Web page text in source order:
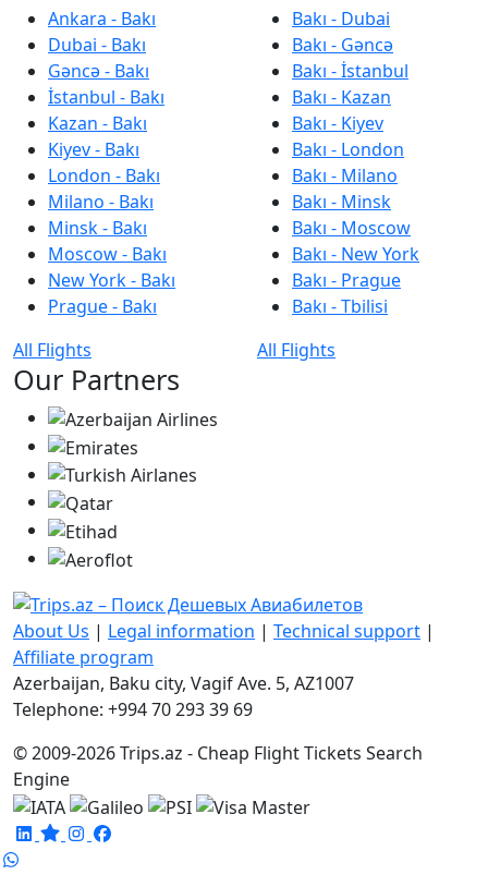
Ankara - Bakı
Dubai - Bakı
Gəncə - Bakı
İstanbul - Bakı
Kazan - Bakı
Kiyev - Bakı
London - Bakı
Milano - Bakı
Minsk - Bakı
Moscow - Bakı
New York - Bakı
Prague - Bakı
All Flights
Bakı - Dubai
Bakı - Gəncə
Bakı - İstanbul
Bakı - Kazan
Bakı - Kiyev
Bakı - London
Bakı - Milano
Bakı - Minsk
Bakı - Moscow
Bakı - New York
Bakı - Prague
Bakı - Tbilisi
All Flights
Our Partners
About Us | Legal information | Technical support |
Affiliate program
Azerbaijan, Baku city, Vagif Ave. 5, AZ1007
Telephone: +994 70 293 39 69
© 2009-2026 Trips.az - Cheap Flight Tickets Search
Engine